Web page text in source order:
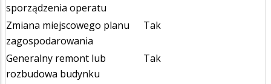
sporządzenia operatu
Zmiana miejscowego planu
zagospodarowania
Tak
Generalny remont lub
rozbudowa budynku
Tak